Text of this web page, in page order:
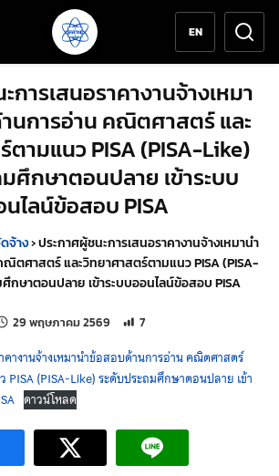
EN
การเสนอราคางานจ้างเหมา
นการอ่าน คณิตศาสตร์ และ
ามแนว PISA (PISA-Like)
ศึกษาตอนปลาย เข้าระบบ
ไลน์ข้อสอบ PISA
จ้าง›ประกาศผู้ชนะการเสนอราคางานจ้างเหมานำ
ตศาสตร์ และวิทยาศาสตร์ตามแนว PISA (PISA-
กษาตอนปลาย เข้าระบบออนไลน์ข้อสอบ PISA
29 พฤษภาคม 2569 แก้ไขล่าสุดเมื่อ:
จำนวนการเข้าชม 7 ครั้ง
7
คางานจ้างเหมานำข้อสอบด้านการอ่าน คณิตศาสตร์
PISA (PISA-Like) ระดับประถมศึกษาตอนปลาย เข้า
ดาวน์โหลด